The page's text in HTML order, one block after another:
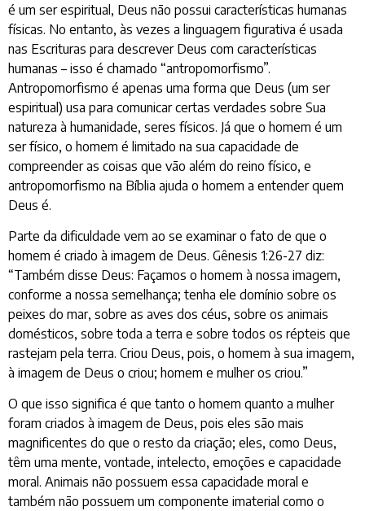
é um ser espiritual, Deus não possui características humanas
físicas. No entanto, às vezes a linguagem figurativa é usada
nas Escrituras para descrever Deus com características
humanas – isso é chamado “antropomorfismo”.
Antropomorfismo é apenas uma forma que Deus (um ser
espiritual) usa para comunicar certas verdades sobre Sua
natureza à humanidade, seres físicos. Já que o homem é um
ser físico, o homem é limitado na sua capacidade de
compreender as coisas que vão além do reino físico, e
antropomorfismo na Bíblia ajuda o homem a entender quem
Deus é.
Parte da dificuldade vem ao se examinar o fato de que o
homem é criado à imagem de Deus. Gênesis 1:26-27 diz:
“Também disse Deus: Façamos o homem à nossa imagem,
conforme a nossa semelhança; tenha ele domínio sobre os
peixes do mar, sobre as aves dos céus, sobre os animais
domésticos, sobre toda a terra e sobre todos os répteis que
rastejam pela terra. Criou Deus, pois, o homem à sua imagem,
à imagem de Deus o criou; homem e mulher os criou.”
O que isso significa é que tanto o homem quanto a mulher
foram criados à imagem de Deus, pois eles são mais
magnificentes do que o resto da criação; eles, como Deus,
têm uma mente, vontade, intelecto, emoções e capacidade
moral. Animais não possuem essa capacidade moral e
também não possuem um componente imaterial como o